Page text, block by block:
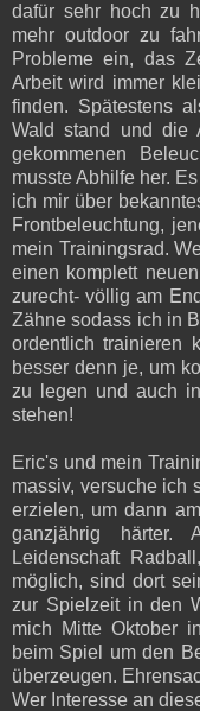
dafür sehr hoch zu
mehr outdoor zu
Probleme ein, das
Arbeit wird immer
finden. Spätestens
Wald stand und die
gekommenen
musste Abhilfe her.
ich mir über
Frontbeleuchtung,
mein Trainingsrad.
einen komplett
zurecht- völlig am
Zähne sodass ich in
ordentlich trainieren
besser denn je, um
zu legen und auch
stehen!
Eric's und mein
massiv, versuche ich
erzielen, um dann
ganzjährig härter.
Leidenschaft
möglich, sind dort
zur Spielzeit in den
mich Mitte Oktober
beim Spiel um den
überzeugen.
Wer Interesse an